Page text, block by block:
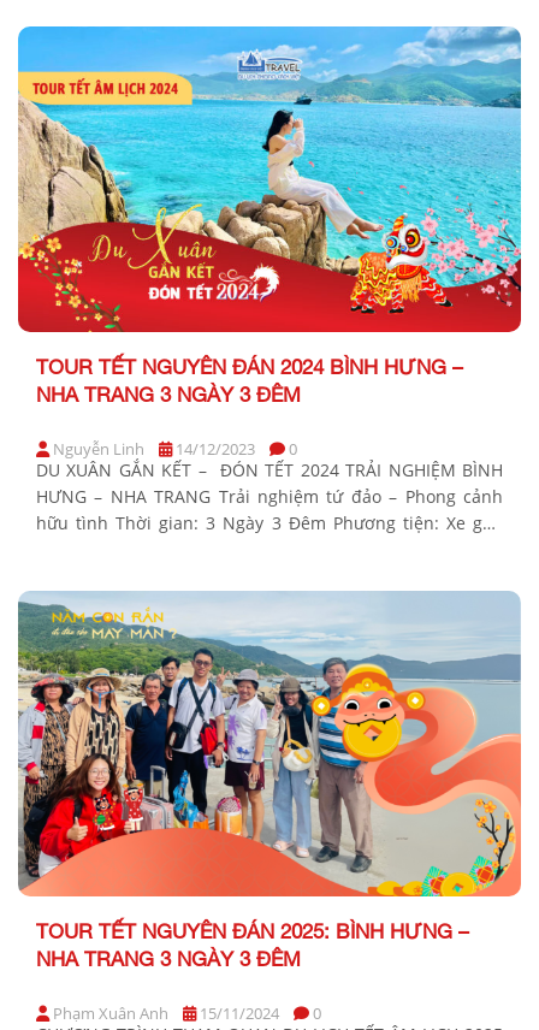
TOUR TẾT NGUYÊN ĐÁN 2024 BÌNH HƯNG –
NHA TRANG 3 NGÀY 3 ĐÊM
Nguyễn Linh 14/12/2023 0
DU XUÂN GẮN KẾT – ĐÓN TẾT 2024 TRẢI NGHIỆM BÌNH
HƯNG – NHA TRANG Trải nghiệm tứ đảo – Phong cảnh
hữu tình Thời gian: 3 Ngày 3 Đêm Phương tiện: Xe ghế
TOUR TẾT NGUYÊN ĐÁN 2025: BÌNH HƯNG –
NHA TRANG 3 NGÀY 3 ĐÊM
Phạm Xuân Anh 15/11/2024 0